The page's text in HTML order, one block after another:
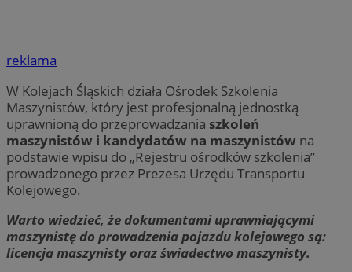
reklama
W Kolejach Śląskich działa Ośrodek Szkolenia
Maszynistów, który jest profesjonalną jednostką
uprawnioną do przeprowadzania szkoleń
maszynistów i kandydatów na maszynistów na
podstawie wpisu do „Rejestru ośrodków szkolenia”
prowadzonego przez Prezesa Urzędu Transportu
Kolejowego.
Warto wiedzieć, że dokumentami uprawniającymi
maszynistę do prowadzenia pojazdu kolejowego są:
licencja maszynisty oraz świadectwo maszynisty.